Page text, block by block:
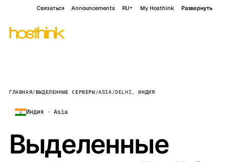
Связаться Announcements RU My Hosthink Развернуть
ГЛАВНАЯ/ВЫДЕЛЕННЫЕ СЕРВЕРЫ/ASIA/DELHI, ИНДИЯ
Индия · Asia
Выделенные